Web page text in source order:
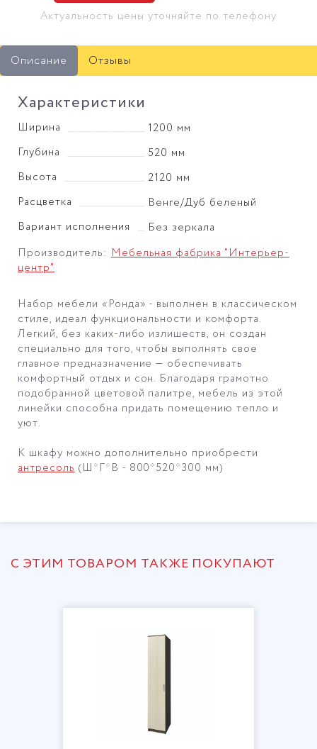
Актуальность цены уточняйте по телефону
Описание Отзывы
Характеристики
Ширина
1200 мм
Глубина
520 мм
Высота
2120 мм
Расцветка
Венге/Дуб беленый
Вариант исполнения
Без зеркала
Производитель:Мебельная фабрика "Интерьер-
центр"
Набор мебели «Ронда» - выполнен в классическом
стиле, идеал функциональности и комфорта.
Легкий, без каких-либо излишеств, он создан
специально для того, чтобы выполнять свое
главное предназначение — обеспечивать
комфортный отдых и сон. Благодаря грамотно
подобранной цветовой палитре, мебель из этой
линейки способна придать помещению тепло и
уют.
К шкафу можно дополнительно приобрести
антресоль(Ш*Г*В - 800*520*300 мм)
С ЭТИМ ТОВАРОМ ТАКЖЕ ПОКУПАЮТ